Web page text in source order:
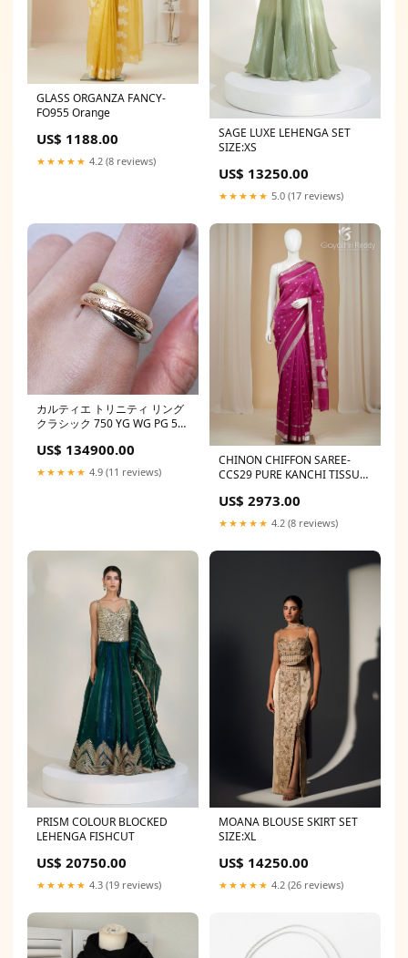
GLASS ORGANZA FANCY-
FO955 Orange
US$ 1188.00
★★★★★ 4.2 (8 reviews)
SAGE LUXE LEHENGA SET
SIZE:XS
US$ 13250.00
★★★★★ 5.0 (17 reviews)
カルティエ トリニティ リング
クラシック 750 YG WG PG 56
US$ 134900.00
★★★★★ 4.9 (11 reviews)
CHINON CHIFFON SAREE-
CCS29 PURE KANCHI TISSUE
US$ 2973.00
★★★★★ 4.2 (8 reviews)
PRISM COLOUR BLOCKED
LEHENGA FISHCUT
US$ 20750.00
★★★★★ 4.3 (19 reviews)
MOANA BLOUSE SKIRT SET
SIZE:XL
US$ 14250.00
★★★★★ 4.2 (26 reviews)